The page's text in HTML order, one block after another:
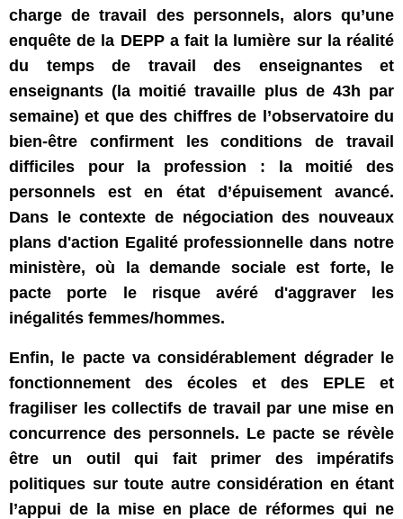
charge de travail des personnels, alors qu’une
enquête de la DEPP a fait la lumière sur la réalité
du temps de travail des enseignantes et
enseignants (la moitié travaille plus de 43h par
semaine) et que des chiffres de l’observatoire du
bien-être confirment les conditions de travail
difficiles pour la profession : la moitié des
personnels est en état d’épuisement avancé.
Dans le contexte de négociation des nouveaux
plans d'action Egalité professionnelle dans notre
ministère, où la demande sociale est forte, le
pacte porte le risque avéré d'aggraver les
inégalités femmes/hommes.
Enfin, le pacte va considérablement dégrader le
fonctionnement des écoles et des EPLE et
fragiliser les collectifs de travail par une mise en
concurrence des personnels. Le pacte se révèle
être un outil qui fait primer des impératifs
politiques sur toute autre considération en étant
l’appui de la mise en place de réformes qui ne